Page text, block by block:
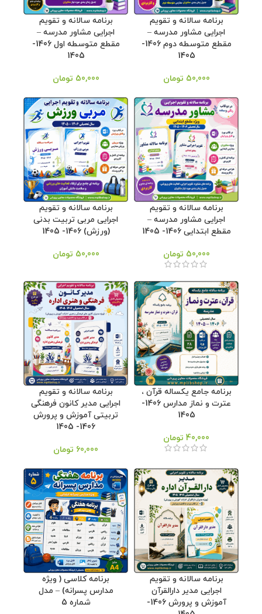
برنامه سالانه و تقویم
اجرایی مشاور مدرسه –
مقطع متوسطه دوم 1406-
1405
50,000 تومان
برنامه سالانه و تقویم
اجرایی مشاور مدرسه –
مقطع متوسطه اول 1406-
1405
50,000 تومان
برنامه سالانه و تقویم
اجرایی مشاور مدرسه –
مقطع ابتدایی 1406- 1405
50,000 تومان
برنامه سالانه و تقویم
اجرایی مربی تربیت بدنی
(ورزش) 1406- 1405
50,000 تومان
برنامه جامع یکساله قرآن ،
عترت و نماز مدارس 1406-
1405
40,000 تومان
برنامه سالانه و تقویم
اجرایی مدیر کانون فرهنگی
تربیتی آموزش و پرورش
1406- 1405
60,000 تومان
برنامه سالانه و تقویم
اجرایی مدیر دارالقرآن
آموزش و پرورش 1406-
برنامه کلاسی ( ویژه
مدارس پسرانه) – مدل
شماره 5